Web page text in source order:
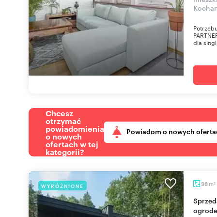
dla
Chcesz
otrzymać
powiadomienia
o nowych
ofertach w tej
kategorii?
Powiadom o nowych
WYRÓŻNIONE 98 m2
Sprzedam nowoczesny bliźniak 98 m² z dużym